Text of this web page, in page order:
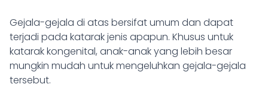
Gejala-gejala di atas bersifat umum dan dapat
terjadi pada katarak jenis apapun. Khusus untuk
katarak kongenital, anak-anak yang lebih besar
mungkin mudah untuk mengeluhkan gejala-gejala
tersebut.